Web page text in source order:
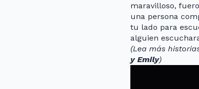
maravilloso,
una persona
tu lado para
alguien
(Lea más
y Emily)